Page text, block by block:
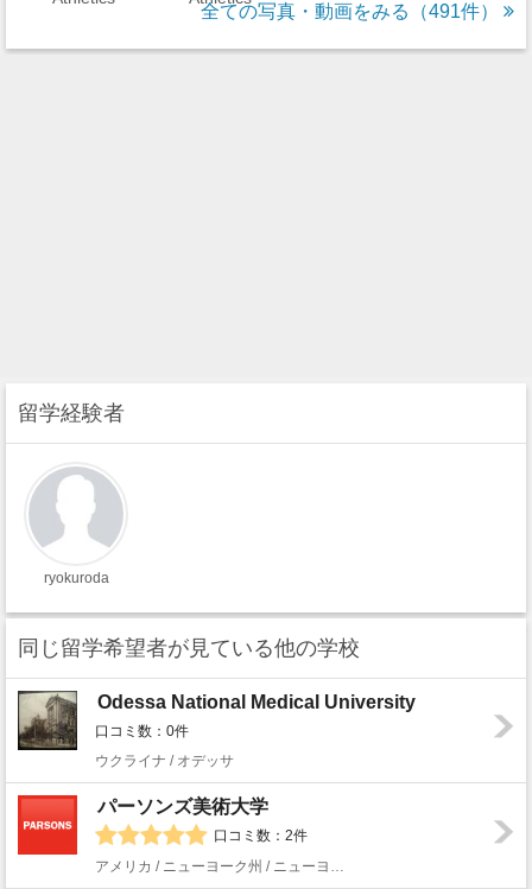
全ての写真・動画をみる（491件）
留学経験者
ryokuroda
同じ留学希望者が見ている他の学校
Odessa National Medical University
口コミ数：0件
ウクライナ / オデッサ
パーソンズ美術大学
口コミ数：2件
アメリカ / ニューヨーク州 / ニューヨーク